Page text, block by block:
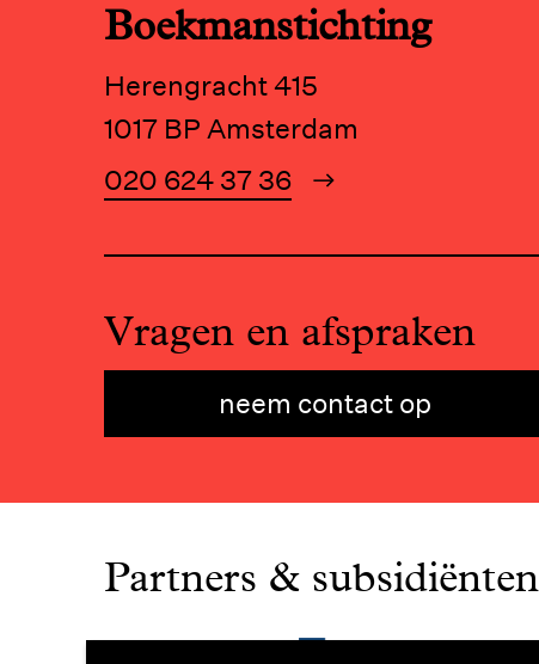
Boekmanstichting
Herengracht 415
1017 BP Amsterdam
020 624 37 36
Vragen en afspraken
neem contact op
Partners & subsidiënten